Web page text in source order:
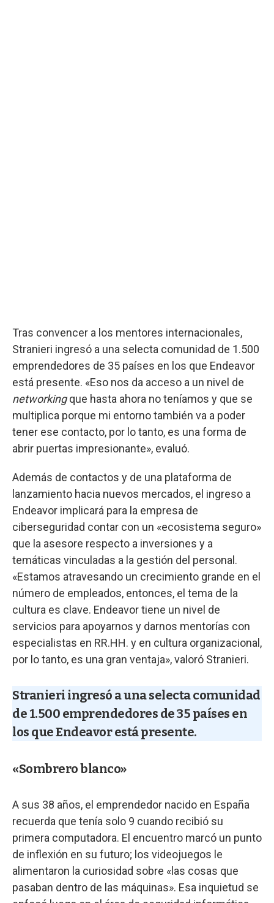
Tras convencer a los mentores internacionales,
Stranieri ingresó a una selecta comunidad de 1.500
emprendedores de 35 países en los que Endeavor
está presente. «Eso nos da acceso a un nivel de
networkingque hasta ahora no teníamos y que se
multiplica porque mi entorno también va a poder
tener ese contacto, por lo tanto, es una forma de
abrir puertas impresionante», evaluó.
Además de contactos y de una plataforma de
lanzamiento hacia nuevos mercados, el ingreso a
Endeavor implicará para la empresa de
ciberseguridad contar con un «ecosistema seguro»
que la asesore respecto a inversiones y a
temáticas vinculadas a la gestión del personal.
«Estamos atravesando un crecimiento grande en el
número de empleados, entonces, el tema de la
cultura es clave. Endeavor tiene un nivel de
servicios para apoyarnos y darnos mentorías con
especialistas en RR.HH. y en cultura organizacional,
por lo tanto, es una gran ventaja», valoró Stranieri.
Stranieri ingresó a una selecta comunidad
de 1.500 emprendedores de 35 países en
los que Endeavor está presente.
«Sombrero blanco»
A sus 38 años, el emprendedor nacido en España
recuerda que tenía solo 9 cuando recibió su
primera computadora. El encuentro marcó un punto
de inflexión en su futuro; los videojuegos le
alimentaron la curiosidad sobre «las cosas que
pasaban dentro de las máquinas». Esa inquietud se